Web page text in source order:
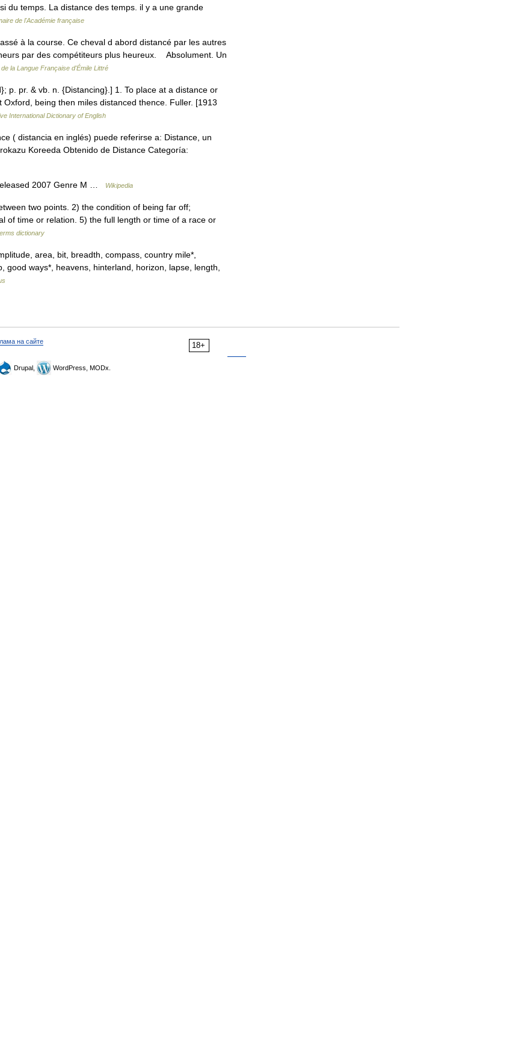
du temps. La distance des temps. il y a une grande
de l'Académie française
à la course. Ce cheval d abord distancé par les autres
par des compétiteurs plus heureux. Absolument. Un
la Langue Française d'Émile Littré
p. pr. & vb. n. {Distancing}.] 1. To place at a distance or
being then miles distanced thence. Fuller. [1913
International Dictionary of English
( distancia en inglés) puede referirse a: Distance, un
Koreeda Obtenido de Distance Categoría:
2007 Genre M … Wikipedia
two points. 2) the condition of being far off;
of time or relation. 5) the full length or time of a race or
dictionary
area, bit, breadth, compass, country mile*,
ways*, heavens, hinterland, horizon, lapse, length,
18+
на сайте
Drupal, WordPress, MODx.